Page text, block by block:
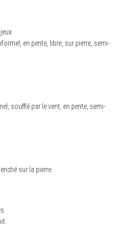
en pente, libre, sur pierre, semi-
soufflé par le vent, en pente, semi-
sur la pierre.